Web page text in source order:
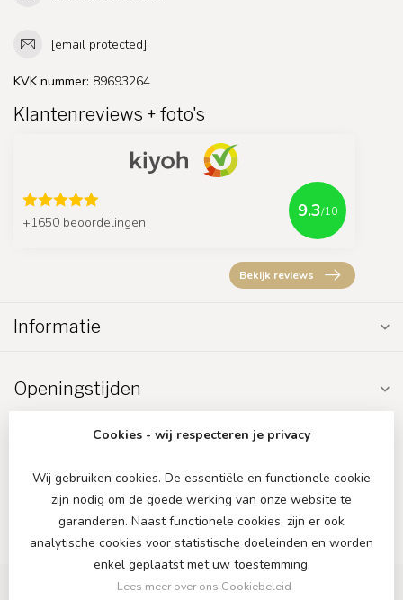
[email protected]
KVK nummer: 89693264
Klantenreviews + foto's
+1650 beoordelingen
9.3/10
Bekijk reviews
Informatie
Openingstijden
Cookies - wij respecteren je privacy
Wij gebruiken cookies. De essentiële en functionele cookie
zijn nodig om de goede werking van onze website te
garanderen. Naast functionele cookies, zijn er ook
analytische cookies voor statistische doeleinden en worden
enkel geplaatst met uw toestemming.
Lees meer over ons Cookiebeleid